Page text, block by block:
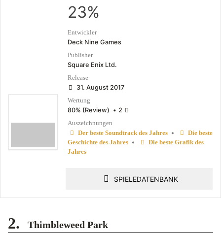
23%
Entwickler
Deck Nine Games
Publisher
Square Enix Ltd.
Release
31. August 2017
Wertung
80% (Review) • 2
Auszeichnungen
Der beste Soundtrack des Jahres •
Die beste
Geschichte des Jahres •
Die beste Grafik des
Jahres
SPIELEDATENBANK
2. Thimbleweed Park